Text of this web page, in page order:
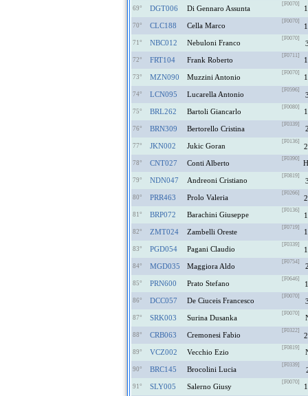
69° DGT006 Di Gennaro Assunta
[F0070]
1
70° CLC188 Cella Marco
[F0070]
1
71° NBC012 Nebuloni Franco
[F0070]
72° FRT104 Frank Roberto
[F0711]
1
73° MZN090 Muzzini Antonio
[F0070]
1
74° LCN095 Lucarella Antonio
[F0596]
75° BRL262 Bartoli Giancarlo
[F0080]
1
76° BRN309 Bertorello Cristina
[F0339]
77° JKN002 Jukic Goran
[F0136]
2
78° CNT027 Conti Alberto
[F0390]
79° NDN047 Andreoni Cristiano
[F0819]
80° PRR463 Prolo Valeria
[F0266]
2
81° BRP072 Barachini Giuseppe
[F0136]
1
82° ZMT024 Zambelli Oreste
[F0719]
1
83° PGD054 Pagani Claudio
[F0339]
1
84° MGD035 Maggiora Aldo
[F0754]
85° PRN600 Prato Stefano
[F0646]
1
86° DCC057 De Ciuceis Francesco
[F0070]
87° SRK003 Surina Dusanka
[F0070]
88° CRB063 Cremonesi Fabio
[F0322]
2
89° VCZ002 Vecchio Ezio
[F0819]
90° BRC145 Brocolini Lucia
[F0339]
91° SLY005 Salerno Giusy
[F0070]
1